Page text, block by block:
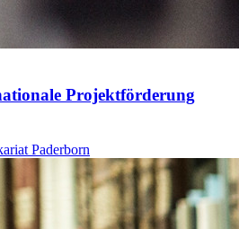
Projektförderung
Paderborn